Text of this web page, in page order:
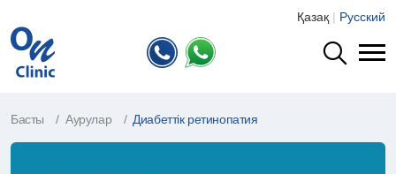
Қазақ | Русский
Басты Аурулар Диабеттік ретинопатия